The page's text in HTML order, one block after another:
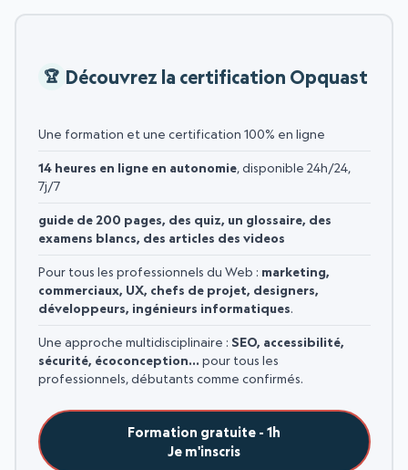
Découvrez la certification Opquast
Une formation et une certification 100% en ligne
14 heures en ligne en autonomie, disponible 24h/24,
7j/7
guide de 200 pages, des quiz, un glossaire, des
examens blancs, des articles des videos
Pour tous les professionnels du Web : marketing,
commerciaux, UX, chefs de projet, designers,
développeurs, ingénieurs informatiques.
Une approche multidisciplinaire : SEO, accessibilité,
sécurité, écoconception… pour tous les
professionnels, débutants comme confirmés.
Formation gratuite - 1h
Je m'inscris